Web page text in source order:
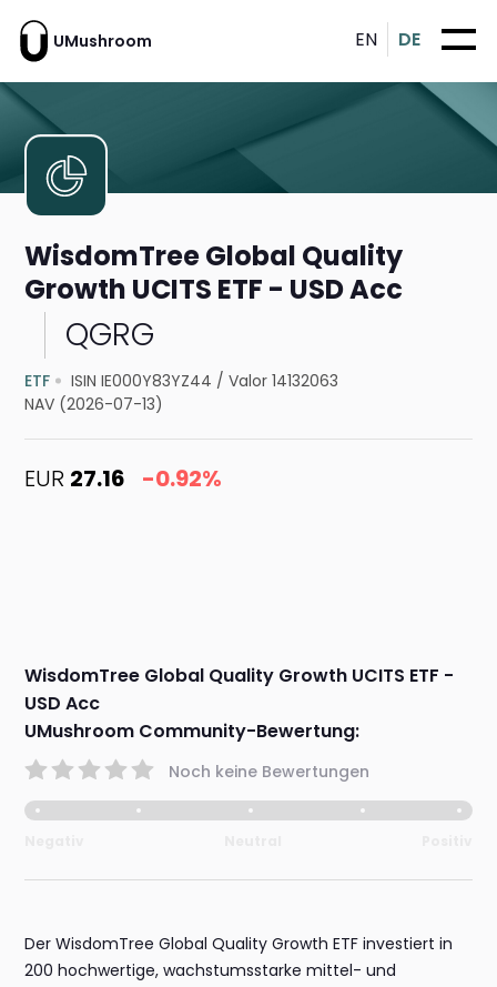
UMushroom EN DE
WisdomTree Global Quality
Growth UCITS ETF - USD Acc
QGRG
ETF ISIN IE000Y83YZ44 /Valor 14132063
NAV (2026-07-13)
EUR 27.16 -0.92%
WisdomTree Global Quality Growth UCITS ETF -
USD Acc
UMushroom Community-Bewertung:
Noch keine Bewertungen
Der WisdomTree Global Quality Growth ETF investiert in
200 hochwertige, wachstumsstarke mittel- und